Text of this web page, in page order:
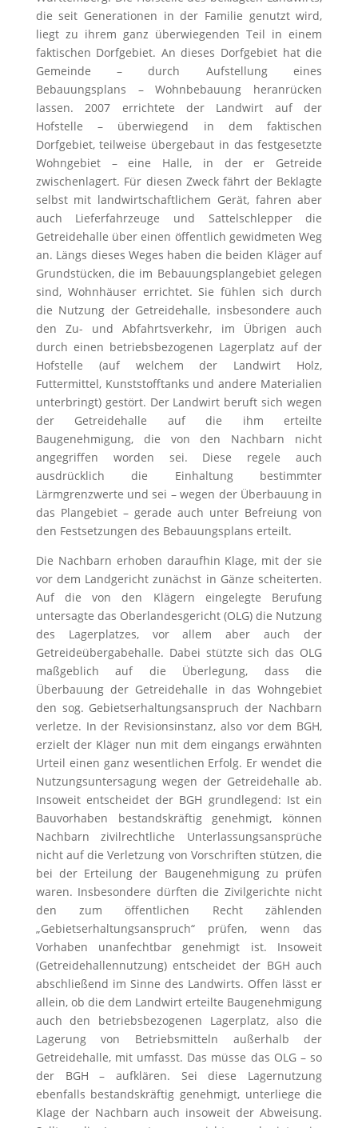
die seit Generationen in der Familie genutzt wird,
liegt zu ihrem ganz überwiegenden Teil in einem
faktischen Dorfgebiet. An dieses Dorfgebiet hat die
Gemeinde – durch Aufstellung eines
Bebauungsplans – Wohnbebauung heranrücken
lassen. 2007 errichtete der Landwirt auf der
Hofstelle – überwiegend in dem faktischen
Dorfgebiet, teilweise übergebaut in das festgesetzte
Wohngebiet – eine Halle, in der er Getreide
zwischenlagert. Für diesen Zweck fährt der Beklagte
selbst mit landwirtschaftlichem Gerät, fahren aber
auch Lieferfahrzeuge und Sattelschlepper die
Getreidehalle über einen öffentlich gewidmeten Weg
an. Längs dieses Weges haben die beiden Kläger auf
Grundstücken, die im Bebauungsplangebiet gelegen
sind, Wohnhäuser errichtet. Sie fühlen sich durch
die Nutzung der Getreidehalle, insbesondere auch
den Zu- und Abfahrtsverkehr, im Übrigen auch
durch einen betriebsbezogenen Lagerplatz auf der
Hofstelle (auf welchem der Landwirt Holz,
Futtermittel, Kunststofftanks und andere Materialien
unterbringt) gestört. Der Landwirt beruft sich wegen
der Getreidehalle auf die ihm erteilte
Baugenehmigung, die von den Nachbarn nicht
angegriffen worden sei. Diese regele auch
ausdrücklich die Einhaltung bestimmter
Lärmgrenzwerte und sei – wegen der Überbauung in
das Plangebiet – gerade auch unter Befreiung von
den Festsetzungen des Bebauungsplans erteilt.
Die Nachbarn erhoben daraufhin Klage, mit der sie
vor dem Landgericht zunächst in Gänze scheiterten.
Auf die von den Klägern eingelegte Berufung
untersagte das Oberlandesgericht (OLG) die Nutzung
des Lagerplatzes, vor allem aber auch der
Getreideübergabehalle. Dabei stützte sich das OLG
maßgeblich auf die Überlegung, dass die
Überbauung der Getreidehalle in das Wohngebiet
den sog. Gebietserhaltungsanspruch der Nachbarn
verletze. In der Revisionsinstanz, also vor dem BGH,
erzielt der Kläger nun mit dem eingangs erwähnten
Urteil einen ganz wesentlichen Erfolg. Er wendet die
Nutzungsuntersagung wegen der Getreidehalle ab.
Insoweit entscheidet der BGH grundlegend: Ist ein
Bauvorhaben bestandskräftig genehmigt, können
Nachbarn zivilrechtliche Unterlassungsansprüche
nicht auf die Verletzung von Vorschriften stützen, die
bei der Erteilung der Baugenehmigung zu prüfen
waren. Insbesondere dürften die Zivilgerichte nicht
den zum öffentlichen Recht zählenden
„Gebietserhaltungsanspruch“ prüfen, wenn das
Vorhaben unanfechtbar genehmigt ist. Insoweit
(Getreidehallennutzung) entscheidet der BGH auch
abschließend im Sinne des Landwirts. Offen lässt er
allein, ob die dem Landwirt erteilte Baugenehmigung
auch den betriebsbezogenen Lagerplatz, also die
Lagerung von Betriebsmitteln außerhalb der
Getreidehalle, mit umfasst. Das müsse das OLG – so
der BGH – aufklären. Sei diese Lagernutzung
ebenfalls bestandskräftig genehmigt, unterliege die
Klage der Nachbarn auch insoweit der Abweisung.